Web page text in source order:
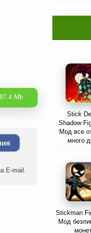
Mb
E-mail.
Stick
Shadow
Мод все
много
Stickman
Мод